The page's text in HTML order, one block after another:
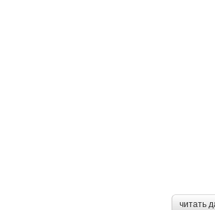
читать